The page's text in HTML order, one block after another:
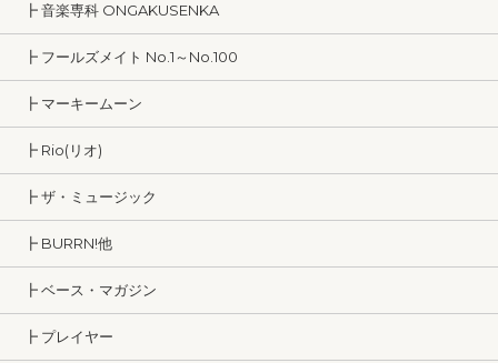
┣ 音楽専科 ONGAKUSENKA
┣ フールズメイト No.1～No.100
┣ マーキームーン
┣ Rio(リオ)
┣ ザ・ミュージック
┣ BURRN!他
┣ ベース・マガジン
┣ プレイヤー